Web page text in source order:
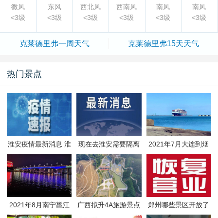
微风 东风 西北风 西南风 南风
南风
<3级
<3级 <3级 <3级 <3级 <3级
克莱德里弗一周天气 克莱德里弗15天天气
热门景点
淮安疫情最新消息 淮
安疫情防控政策
现在去淮安需要隔离
吗 淮安最新隔离政策
2021年7月大连到烟
台航线因台风停航
2021年8月南宁邕江
夜游活动
广西拟升4A旅游景点
郑州哪些景区开放了
郑州景区什么时候恢